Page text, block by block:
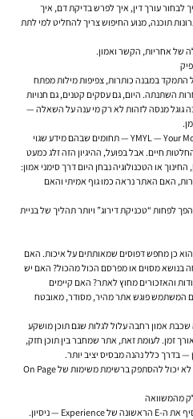
לבחור עורך דין, איך לפרש בדיקת דם, איך
תוכנה, מנוע החיפוש צריך להחליט למי לתת
של אחריות, הקשר ואמון.
התמקד במבנה כותרות, צפיפות מילות מפתח
השתנתה. היום, גם עסקים קטנים, גם חנויות
גוגל מנסה לזהות לא רק מי ענה על השאלה —
זה בולט במיוחד בתחומי YMYL — Your Money or Your Life — תחומים שבהם מידע שגוי
חיים. אבל בפועל, ההיגיון הזה זלג כמעט
או הטכנולוגיה נבחן היום דרך סימני אמון:
האם האתר נראה כמו גוף אמיתי והאם
לפחות “טכניקת דירוג” ויותר תהליך של בניית
הוא כן מחפש דפוסים שמאותתים על איכות. האם
מסוים או מפרסם הכול מהכול? האם יש
והאזכורים מחוץ לאתר? האם קיימים
המשתמש פוגש אתר מהיר, מסודר, מאובטח
אמון רחבה עלול לגלות שגם תוכן מושקע
זמן. לעומת זאת, אתר שמחבר בין תוכן חזק,
לא יכול להסתפק ברשימת משימות של On Page
בשנים האחרונות גוגל חידד את המושג והוסיף את ה-E הראשונה של Experience — ניסיון.